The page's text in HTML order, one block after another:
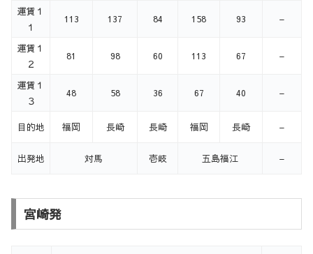
運賃１
１
113 137 84 158 93 –
運賃１
２
81 98 60 113 67 –
運賃１
３
48 58 36 67 40 –
目的地 福岡 長崎 長崎 福岡 長崎 –
出発地 対馬 壱岐 五島福江 –
宮崎発